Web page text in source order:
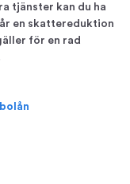
tjänster kan du ha
en skattereduktion
för en rad